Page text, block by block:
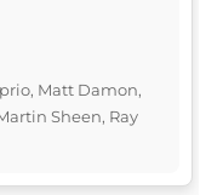
Matt Damon,
Sheen, Ray